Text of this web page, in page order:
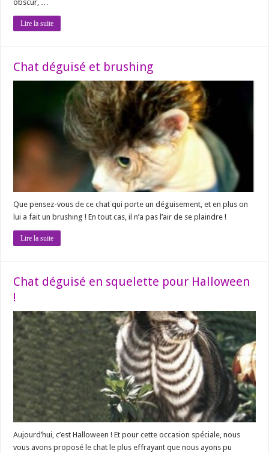
obscur, …
Lire la suite
Chat déguisé et brushing
Que pensez-vous de ce chat qui porte un déguisement, et en plus on
lui a fait un brushing ! En tout cas, il n’a pas l’air de se plaindre !
Lire la suite
Chat déguisé en squelette pour Halloween
!
Aujourd’hui, c’est Halloween ! Et pour cette occasion spéciale, nous
vous avons proposé le chat le plus effrayant que nous ayons pu